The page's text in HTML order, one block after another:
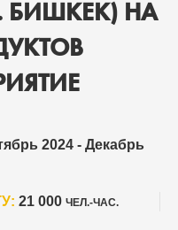
БИШКЕК) НА
2024 - Декабрь
21 000 ЧЕЛ.-ЧАС.